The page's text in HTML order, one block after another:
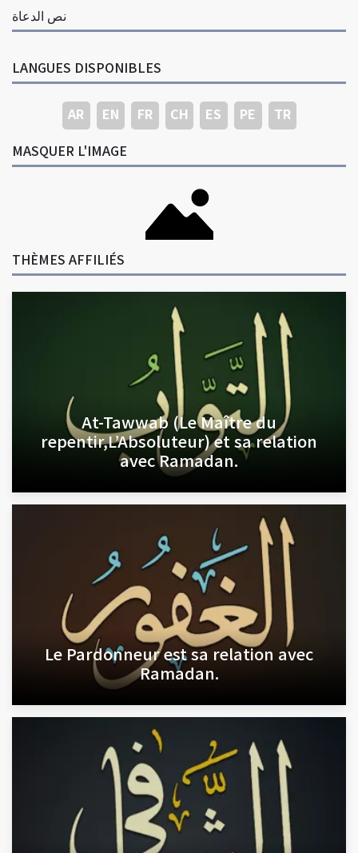
نص الدعاة
LANGUES DISPONIBLES
AR EN FR CH ES PE
TR
MASQUER L'IMAGE
THÈMES AFFILIÉS
At-Tawwab (Le Maître du
repentir,L’Absoluteur) et sa relation
avec Ramadan.
Le Pardonneur est sa relation avec
Ramadan.